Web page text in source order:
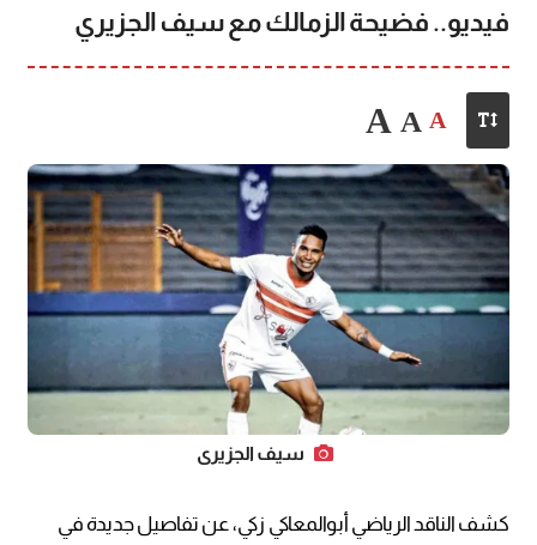
فيديو.. فضيحة الزمالك مع سيف الجزيري
A
A
A
سيف الجزيري
كشف الناقد الرياضي أبوالمعاكي زكي، عن تفاصيل جديدة في